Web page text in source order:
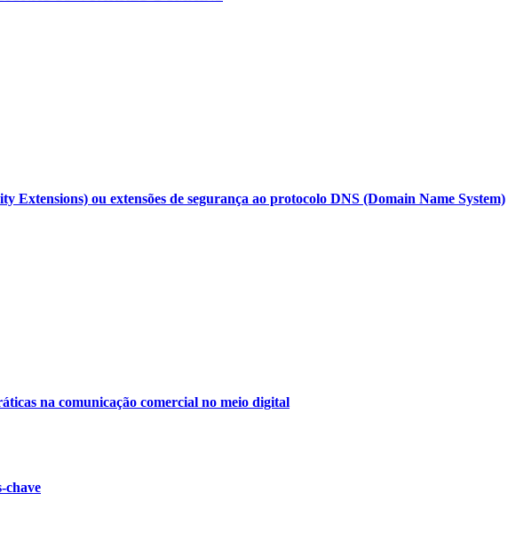
Extensions) ou extensões de segurança ao protocolo DNS (Domain Name System)
na comunicação comercial no meio digital
chave